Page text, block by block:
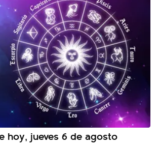
hoy, jueves 6 de agosto